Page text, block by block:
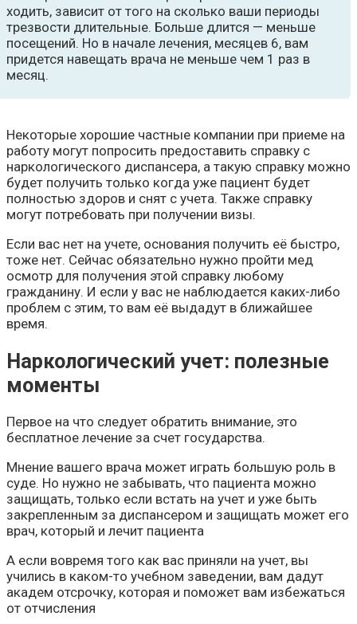
ходить, зависит от того на сколько ваши периоды
трезвости длительные. Больше длится — меньше
посещений. Но в начале лечения, месяцев 6, вам
придется навещать врача не меньше чем 1 раз в
месяц.
Некоторые хорошие частные компании при приеме на
работу могут попросить предоставить справку с
наркологического диспансера, а такую справку можно
будет получить только когда уже пациент будет
полностью здоров и снят с учета. Также справку
могут потребовать при получении визы.
Если вас нет на учете, основания получить её быстро,
тоже нет. Сейчас обязательно нужно пройти мед
осмотр для получения этой справку любому
гражданину. И если у вас не наблюдается каких-либо
проблем с этим, то вам её выдадут в ближайшее
время.
Наркологический учет: полезные
моменты
Первое на что следует обратить внимание, это
бесплатное лечение за счет государства.
Мнение вашего врача может играть большую роль в
суде. Но нужно не забывать, что пациента можно
защищать, только если встать на учет и уже быть
закрепленным за диспансером и защищать может его
врач, который и лечит пациента
А если вовремя того как вас приняли на учет, вы
учились в каком-то учебном заведении, вам дадут
академ отсрочку, которая и поможет вам избежаться
от отчисления